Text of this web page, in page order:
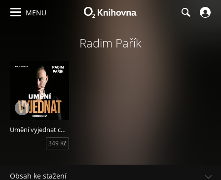
MENU
Radim Pařík
Umění vyjednat cokoliv
349 Kč
Obsah ke stažení